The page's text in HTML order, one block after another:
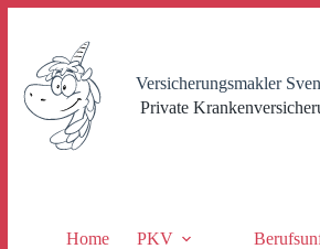
springen
Versicherungsmakler
Private
Home PKV